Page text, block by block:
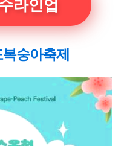
라인업
숭아축제